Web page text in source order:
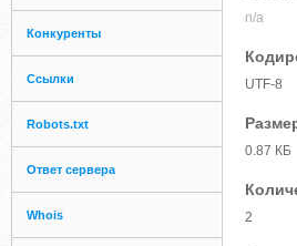
Конкуренты
Ссылки
Robots.txt
Ответ сервера
Whois
n/a
UTF-8
0.87 КБ
2